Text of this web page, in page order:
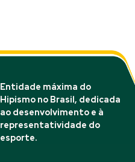
Entidade máxima do
Hipismo no Brasil, dedicada
ao desenvolvimento e à
representatividade do
esporte.